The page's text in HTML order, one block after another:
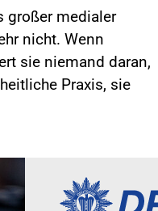
großer medialer
nicht. Wenn
sie niemand daran,
Praxis, sie